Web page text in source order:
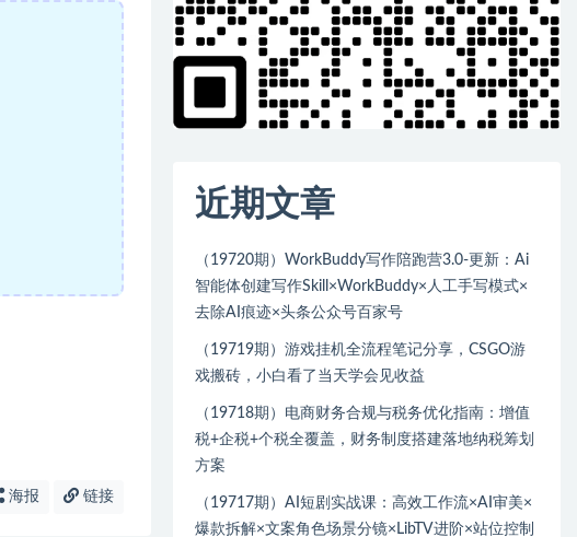
海报 链接
近期文章
（19720期）WorkBuddy写作陪跑营3.0-更新：Ai
智能体创建写作Skill×WorkBuddy×人工手写模式×
去除AI痕迹×头条公众号百家号
（19719期）游戏挂机全流程笔记分享，CSGO游
戏搬砖，小白看了当天学会见收益
（19718期）电商财务合规与税务优化指南：增值
税+企税+个税全覆盖，财务制度搭建落地纳税筹划
方案
（19717期）AI短剧实战课：高效工作流×AI审美×
爆款拆解×文案角色场景分镜×LibTV进阶×站位控制